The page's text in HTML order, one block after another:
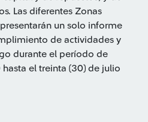
Las diferentes Zonas
presentarán un solo informe
de actividades y
durante el período de
el treinta (30) de julio